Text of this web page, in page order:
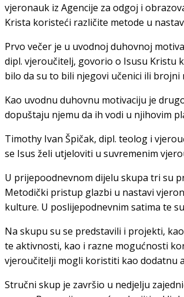
vjeronauk iz Agencije za odgoj i
Krista koristeći različite metode u
Prvo večer je u uvodnoj duhovnoj
dipl. vjeroučitelj, govorio o Isusu Kristu
bilo da su to bili njegovi učenici ili
Kao uvodnu duhovnu motivaciju je
dopuštaju njemu da ih vodi u njihovim
Timothy Ivan Špičak, dipl. teolog i
se Isus želi utjeloviti u suvremenim
U prijepoodnevnom dijelu skupa tri su
Metodički pristup glazbi u nastavi
kulture. U poslijepodnevnim satima te
Na skupu su se predstavili i projekti,
te aktivnosti, kao i razne mogućnosti
vjeroučitelji mogli koristiti kao dodatnu
Stručni skup je završio u nedjelju